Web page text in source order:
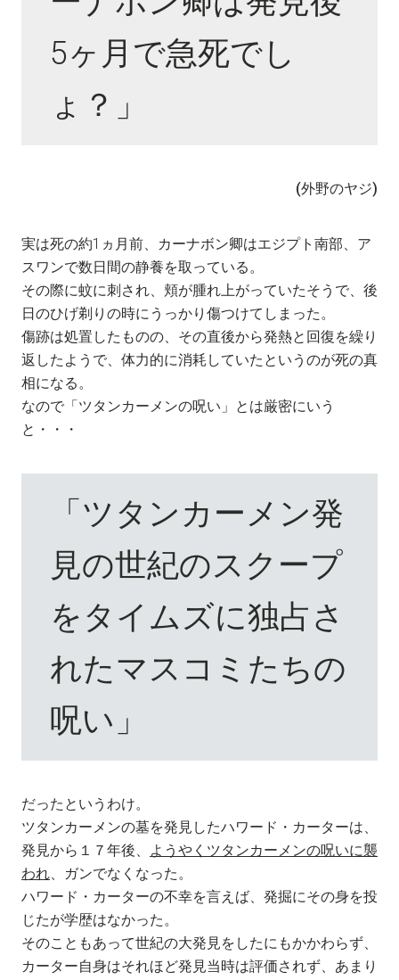
5ヶ月で急死でし
ょ？」
(外野のヤジ)
実は死の約1ヵ月前、カーナボン卿はエジプト南部、ア
スワンで数日間の静養を取っている。
その際に蚊に刺され、頬が腫れ上がっていたそうで、後
日のひげ剃りの時にうっかり傷つけてしまった。
傷跡は処置したものの、その直後から発熱と回復を繰り
返したようで、体力的に消耗していたというのが死の真
相になる。
なので「ツタンカーメンの呪い」とは厳密にいう
と・・・
「ツタンカーメン発
見の世紀のスクープ
をタイムズに独占さ
れたマスコミたちの
呪い」
だったというわけ。
ツタンカーメンの墓を発見したハワード・カーターは、
発見から１７年後、
ようやくツタンカーメンの呪いに襲
われ、ガンでなくなった。
ハワード・カーターの不幸を言えば、発掘にその身を投
じたが学歴はなかった。
そのこともあって世紀の大発見をしたにもかかわらず、
カーター自身はそれほど発見当時は評価されず、あまり